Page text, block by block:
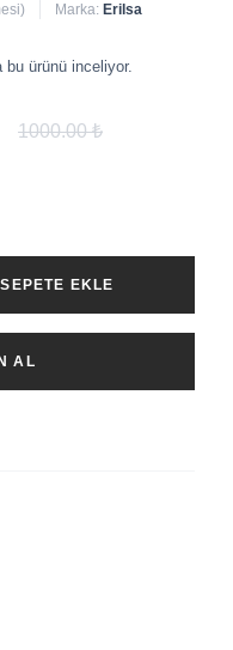
Marka: Erilsa
bu ürünü inceliyor.
1000.00 ₺
SEPETE EKLE
AL